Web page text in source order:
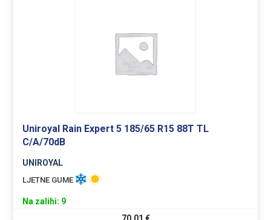
Uniroyal Rain Expert 5 185/65 R15 88T TL
C/A/70dB
UNIROYAL
LJETNE GUME
Na zalihi: 9